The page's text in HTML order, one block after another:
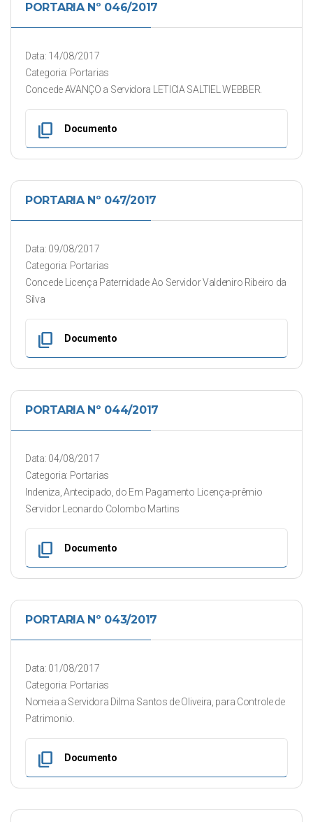
PORTARIA Nº 046/2017
Data: 14/08/2017
Categoria: Portarias
Concede AVANÇO a Servidora LETICIA SALTIEL WEBBER.
content_copy Documento
PORTARIA Nº 047/2017
Data: 09/08/2017
Categoria: Portarias
Concede Licença Paternidade Ao Servidor Valdeniro Ribeiro da
Silva
content_copy Documento
PORTARIA Nº 044/2017
Data: 04/08/2017
Categoria: Portarias
Indeniza, Antecipado, do Em Pagamento Licença-prêmio
Servidor Leonardo Colombo Martins
content_copy Documento
PORTARIA Nº 043/2017
Data: 01/08/2017
Categoria: Portarias
Nomeia a Servidora Dilma Santos de Oliveira, para Controle de
Patrimonio.
content_copy Documento